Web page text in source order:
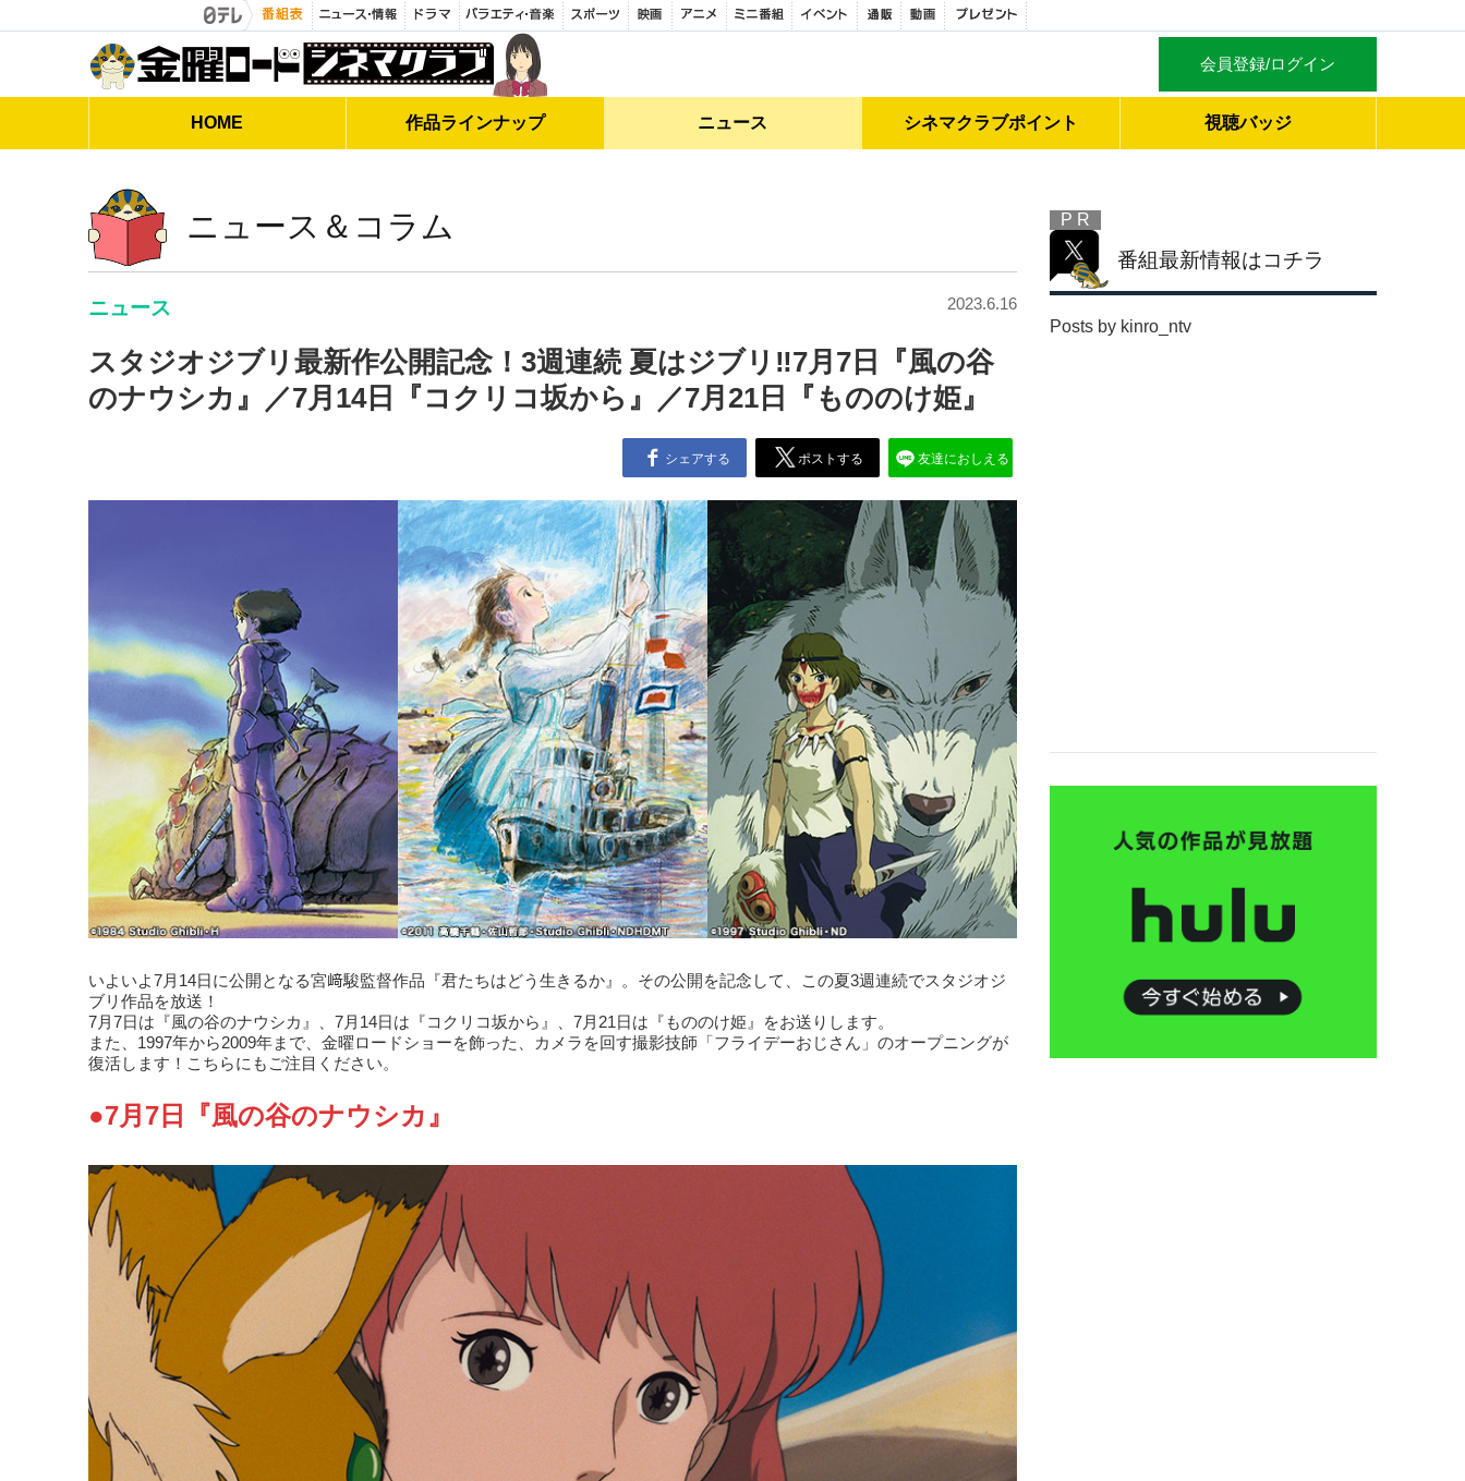
会員登録/ログイン
HOME 作品ラインナップ ニュース シネマクラブポイント 視聴バッジ
ニュース＆コラム
ニュース 2023.6.16
スタジオジブリ最新作公開記念！3週連続 夏はジブリ‼7月7日『風の谷
のナウシカ』／7月14日『コクリコ坂から』／7月21日『もののけ姫』
シェアする ポストする 友達におしえる
いよいよ7月14日に公開となる宮﨑駿監督作品『君たちはどう生きるか』。その公開を記念して、この夏3週連続でスタジオジ
ブリ作品を放送！
7月7日は『風の谷のナウシカ』、7月14日は『コクリコ坂から』、7月21日は『もののけ姫』をお送りします。
また、1997年から2009年まで、金曜ロードショーを飾った、カメラを回す撮影技師「フライデーおじさん」のオープニングが
復活します！こちらにもご注目ください。
●7月7日『風の谷のナウシカ』
P R
番組最新情報はコチラ
Posts by kinro_ntv